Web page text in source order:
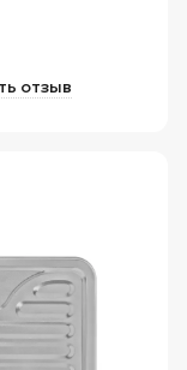
отзыв